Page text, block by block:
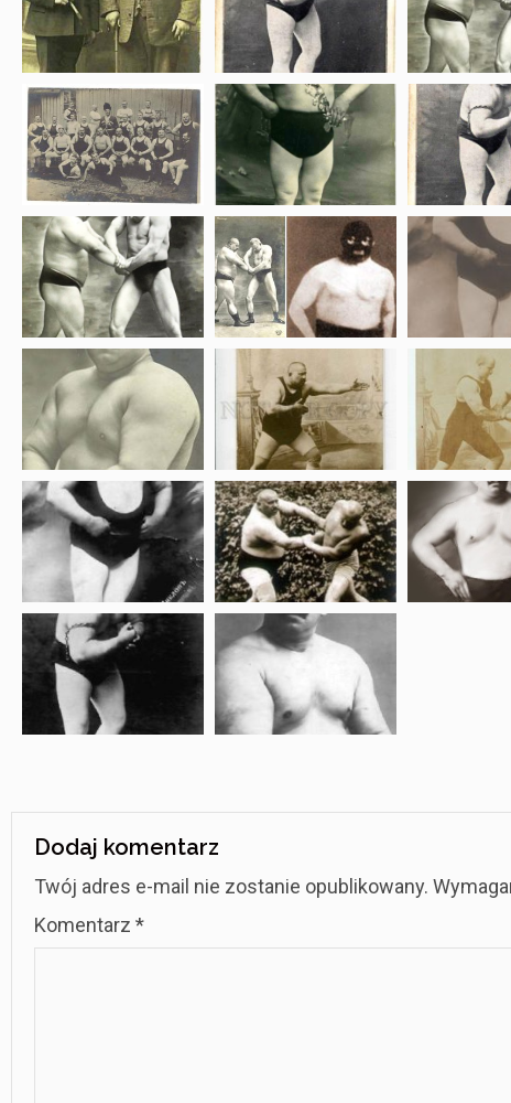
Dodaj komentarz
Twój adres e-mail nie zostanie opublikowany.
Komentarz *